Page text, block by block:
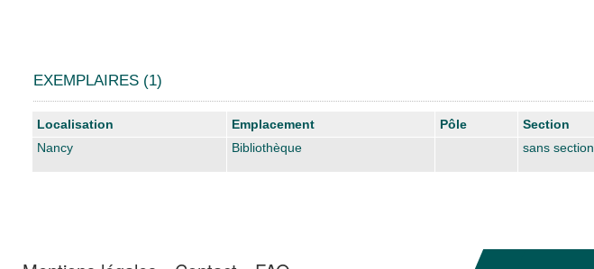
EXEMPLAIRES (1)
Liste des exemplaires
Localisation Emplacement Pôle Section
Nancy
Bibliothèque sans section